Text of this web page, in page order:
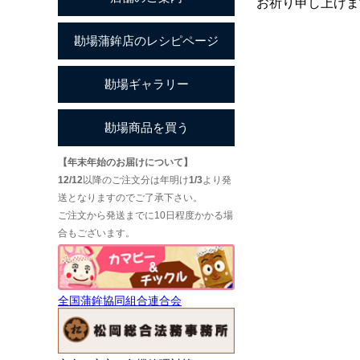
【年末年始のお届けについて】
12/12以降のご注文分は年明け1/3より発
送となりますのでご了承下さい。
ご注文から発送までに10日程度かかる場
合もございます。
全国蒲鉾協同組合連合会
お祈り申し上げ